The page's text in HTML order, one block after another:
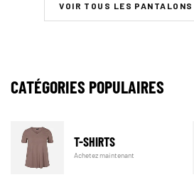
VOIR TOUS LES PANTALONS
CATÉGORIES POPULAIRES
T-SHIRTS
Achetez maintenant